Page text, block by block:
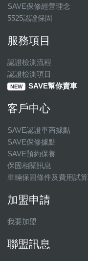
SAVE保修經營理念
5525認證保固
服務項目
認證檢測流程
認證檢測項目
NEW SAVE幫你賣車
客戶中心
SAVE認證車商據點
SAVE保修據點
SAVE預約保養
保固相關訊息
車輛保固條件及費用試算
加盟申請
我要加盟
聯盟訊息